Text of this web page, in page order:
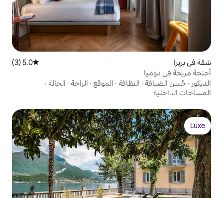
·الموقع·الراحة·الحالة·